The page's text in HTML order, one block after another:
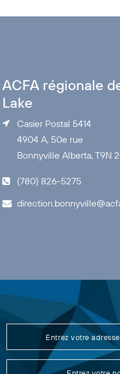
ACFA régionale
Lake
Casier Postal 5414
4904 A, 50e rue
Bonnyville Alberta, T9N
(780) 826-5275